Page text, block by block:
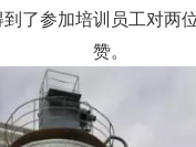
了参加培训员工对两
赞。